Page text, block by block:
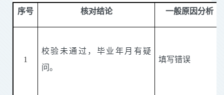
序号
核对结论 一般原因分析
1
校验未通过，毕业年月有疑
问。
填写错误